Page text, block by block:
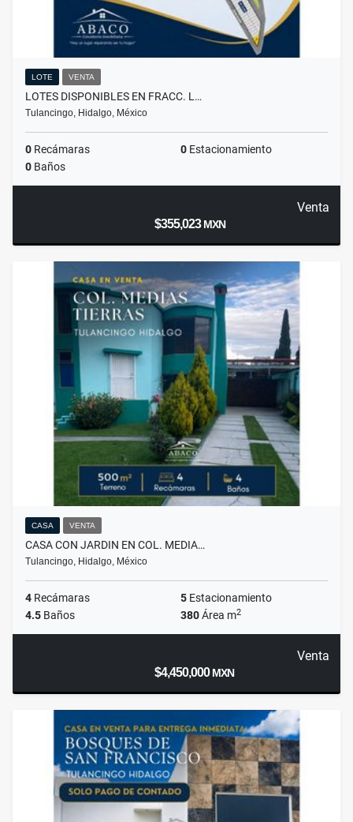
LOTE VENTA
LOTES DISPONIBLES EN FRACC. L…
Tulancingo, Hidalgo, México
0 Recámaras 0 Estacionamiento
0 Baños
Venta
$355,023MXN
CASA VENTA
CASA CON JARDIN EN COL. MEDIA…
Tulancingo, Hidalgo, México
4 Recámaras 5 Estacionamiento
4.5 Baños 380Área m2
Venta
$4,450,000MXN